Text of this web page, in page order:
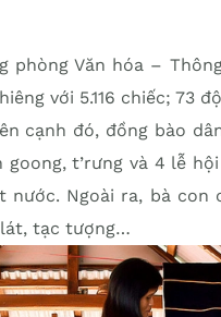
phòng Văn hóa –
với 5.116 chiếc; 73
cạnh đó, đồng bào
t’rưng và 4 lễ
nước. Ngoài ra, bà
tạc tượng…